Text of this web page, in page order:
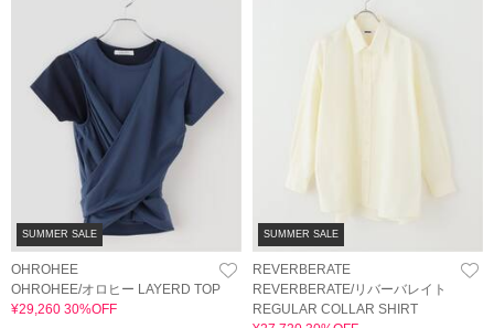
SUMMER SALE
OHROHEE
OHROHEE/オロヒー LAYERD TOP
¥29,260 30%OFF
SUMMER SALE
REVERBERATE
REVERBERATE/リバーバレイト
REGULAR COLLAR SHIRT